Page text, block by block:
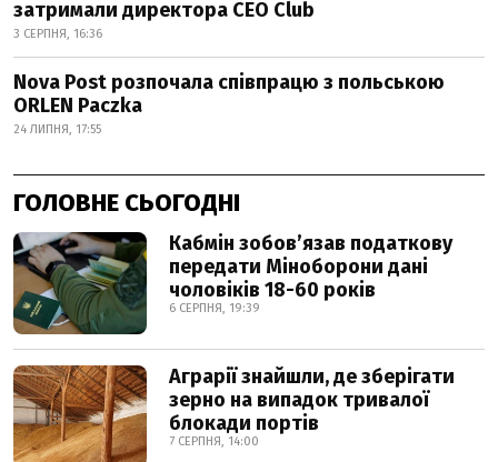
затримали директора CEO Club
3 СЕРПНЯ, 16:36
Nova Post розпочала співпрацю з польською
ORLEN Paczka
24 ЛИПНЯ, 17:55
ГОЛОВНЕ СЬОГОДНІ
Кабмін зобовʼязав податкову
передати Міноборони дані
чоловіків 18-60 років
6 СЕРПНЯ, 19:39
Аграрії знайшли, де зберігати
зерно на випадок тривалої
блокади портів
7 СЕРПНЯ, 14:00